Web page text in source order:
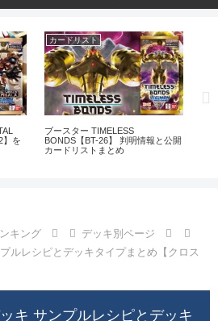
】を
カードリスト
ブースター TIMELESS
BONDS【BT-26】 判明情報と公開
カードリストまとめ
キング
デッキ別ページ
ルレシピとデッキタイプまとめ【クロス
キ サンプルレシピとデッキ